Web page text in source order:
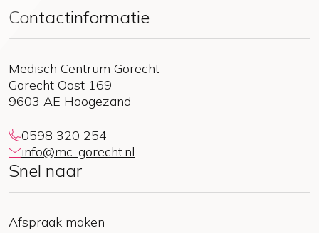
Contactinformatie
Medisch Centrum Gorecht
Gorecht Oost 169
9603 AE Hoogezand
0598 320 254
info@mc-gorecht.nl
Snel naar
Afspraak maken